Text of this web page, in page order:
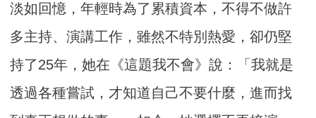
淡如回憶，年輕時為了累積資本，不得不做許
多主持、演講工作，雖然不特別熱愛，卻仍堅
持了25年，她在《這題我不會》說：「我就是
透過各種嘗試，才知道自己不要什麼，進而找